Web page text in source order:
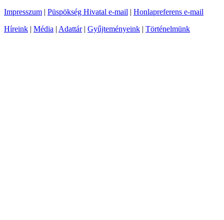
Impresszum | Püspökség Hivatal e-mail | Honlapreferens e-mail
Híreink | Média | Adattár| Gyűjteményeink | Történelmünk